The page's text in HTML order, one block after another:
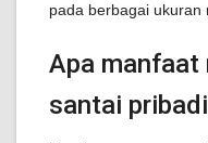
pada berbagai ukuran
Apa manfaat
santai